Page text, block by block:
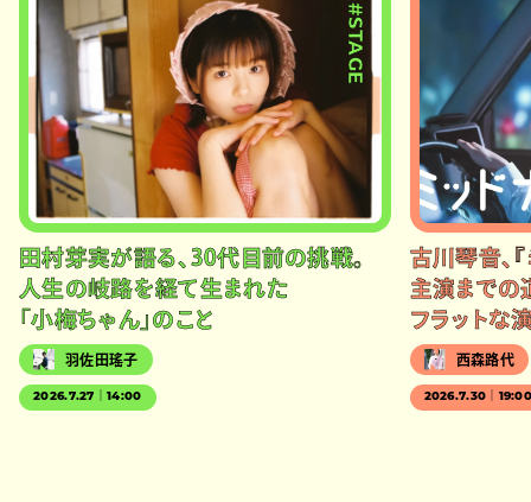
#STAGE
田村芽実が語る、30代目前の挑戦。
人生の岐路を経て生まれた
「小梅ちゃん」のこと
羽佐田瑤子
2026.7.27｜14:00
古川琴音、
主演までの
フラットな
西森路代
2026.7.30｜